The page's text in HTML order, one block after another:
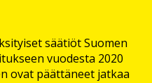
säätiöt Suomen
vuodesta 2020
ovat päättäneet jatkaa